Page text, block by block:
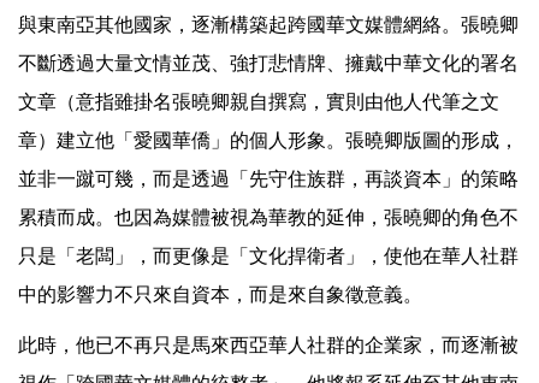
與東南亞其他國家，逐漸構築起跨國華文媒體網絡。張曉卿
不斷透過大量文情並茂、強打悲情牌、擁戴中華文化的署名
文章（意指雖掛名張曉卿親自撰寫，實則由他人代筆之文
章）建立他「愛國華僑」的個人形象。張曉卿版圖的形成，
並非一蹴可幾，而是透過「先守住族群，再談資本」的策略
累積而成。也因為媒體被視為華教的延伸，張曉卿的角色不
只是「老闆」，而更像是「文化捍衛者」，使他在華人社群
中的影響力不只來自資本，而是來自象徵意義。
此時，他已不再只是馬來西亞華人社群的企業家，而逐漸被